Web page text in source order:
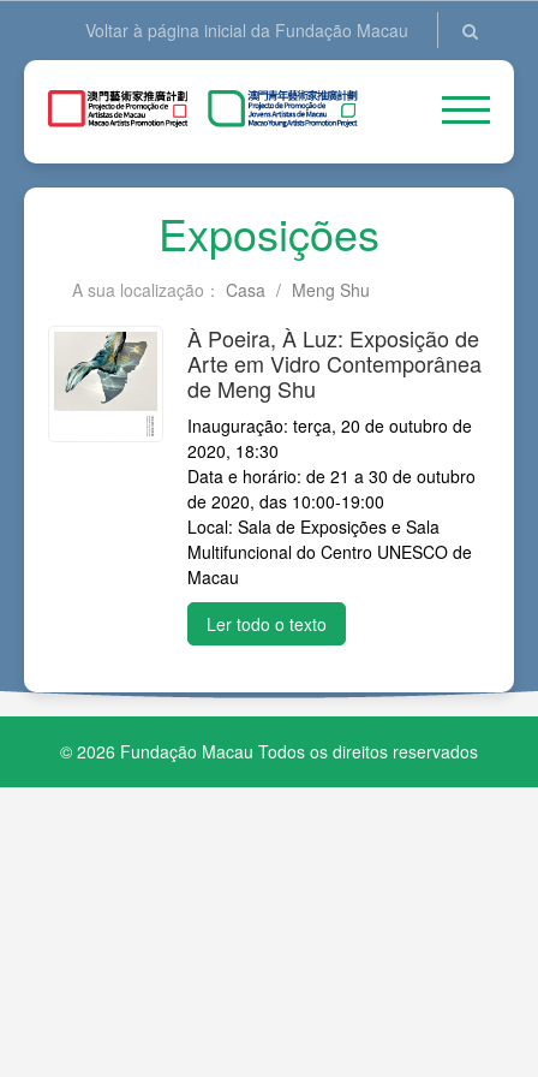
Voltar à página inicial da Fundação Macau
Exposições
A sua localização： Casa / Meng Shu
À Poeira, À Luz: Exposição de
Arte em Vidro Contemporânea
de Meng Shu
Inauguração: terça, 20 de outubro de
2020, 18:30
Data e horário: de 21 a 30 de outubro
de 2020, das 10:00-19:00
Local: Sala de Exposições e Sala
Multifuncional do Centro UNESCO de
Macau
Ler todo o texto
© 2026 Fundação Macau Todos os direitos reservados